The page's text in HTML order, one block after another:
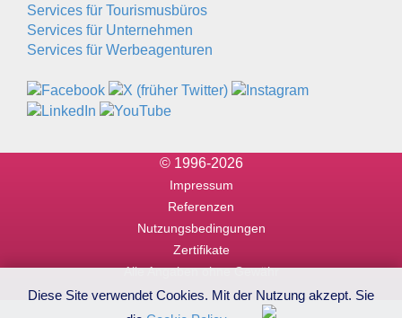
Services für Tourismusbüros
Services für Unternehmen
Services für Werbeagenturen
© 1996-2026
Impressum
Referenzen
Nutzungsbedingungen
Zertifikate
Alle Angaben ohne Gewähr
Diese Site verwendet Cookies. Mit der Nutzung akzept. Sie